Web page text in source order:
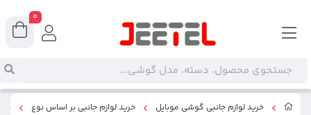
خرید لوازم جانبی گوشی موبایل خرید لوازم جانبی بر اساس نوع
0